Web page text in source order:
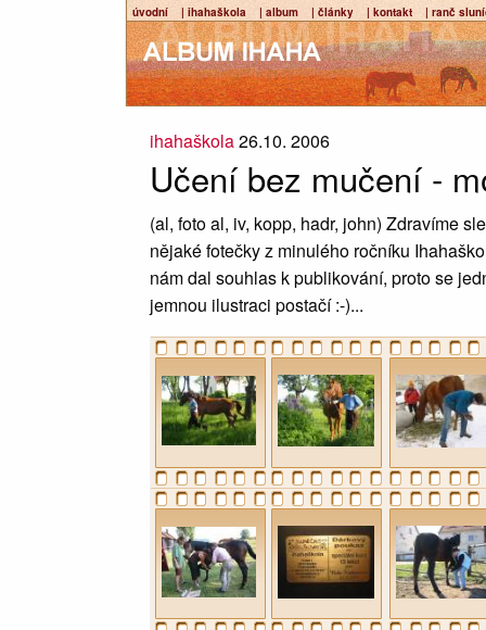
úvodní | ihahaškola | album | články | kontakt | ranč
ihahaškola26.10. 2006
Učení bez mučení -
(al, foto al, iv, kopp, hadr, john) Zdravíme
nějaké fotečky z minulého ročníku
nám dal souhlas k publikování, proto se
jemnou ilustraci postačí :-)...